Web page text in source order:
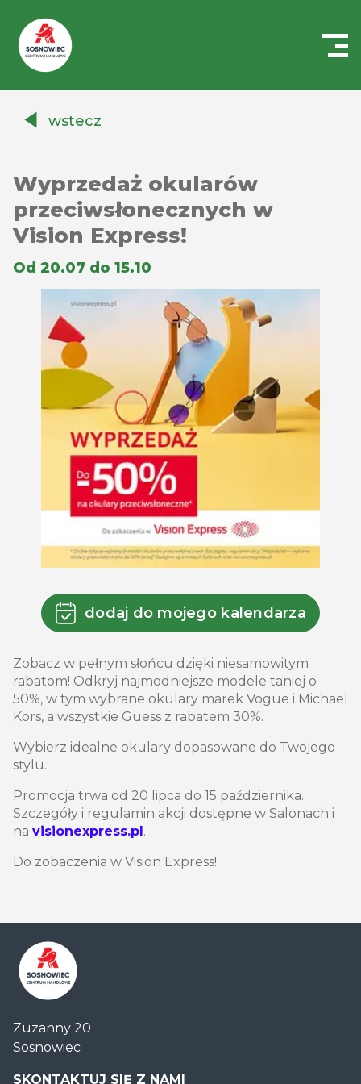
Auchanwstecz
Wyprzedaż okularów
przeciwsłonecznych w
Vision Express!
Od 20.07 do 15.10
dodaj do mojego kalendarza
Zobacz w pełnym słońcu dzięki niesamowitym
rabatom! Odkryj najmodniejsze modele taniej o
50%, w tym wybrane okulary marek Vogue i Michael
Kors, a wszystkie Guess z rabatem 30%.
Wybierz idealne okulary dopasowane do Twojego
stylu.
Promocja trwa od 20 lipca do 15 października.
Szczegóły i regulamin akcji dostępne w Salonach i
na visionexpress.pl .
Do zobaczenia w Vision Express!
Handlowe
Auchan
Sosnowiec
Zuzanny 20
Sosnowiec
SKONTAKTUJ SIĘ Z NAMI